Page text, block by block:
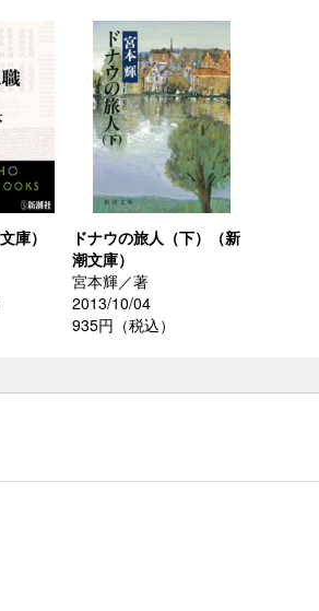
庫）
ドナウの旅人（下）（新
潮文庫）
宮本輝／著
2013/10/04
935円（税込）